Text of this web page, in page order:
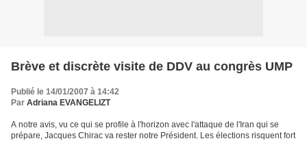
Brève et discrète visite de DDV au congrès UMP
Publié le 14/01/2007 à 14:42
Par Adriana EVANGELIZT
A notre avis, vu ce qui se profile à l'horizon avec l'attaque de l'Iran qui se
prépare, Jacques Chirac va rester notre Président. Les élections risquent fort